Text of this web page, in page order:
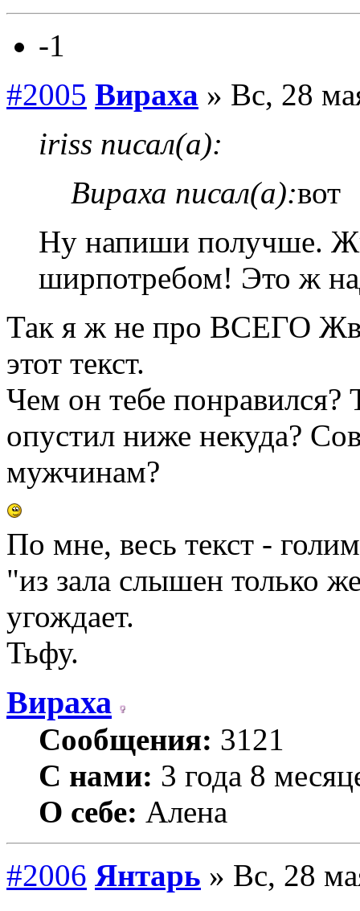
-1
#2005 Вираха » Вс, 28
iriss писал(а):
Вираха писал(а):вот
Ну напиши получше.
ширпотребом! Это ж
Так я ж не про ВСЕГО
этот текст.
Чем он тебе
опустил ниже некуда?
мужчинам?
По мне, весь текст -
"из зала слышен только
угождает.
Тьфу.
Вираха
Сообщения: 3121
С нами: 3 года 8
О себе: Алена
#2006 Янтарь » Вс, 28